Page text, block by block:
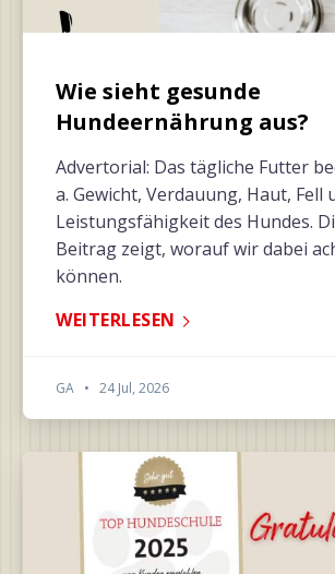
Wie sieht gesunde
Hundeernährung aus?
Advertorial: Das tägliche Futter
a. Gewicht, Verdauung, Haut, Fell
Leistungsfähigkeit des Hundes.
Beitrag zeigt, worauf wir dabei
können.
WEITERLESEN
GA • 24 Jul, 2026